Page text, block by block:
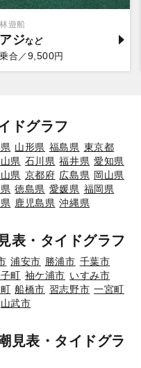
林遊船
アジ
乗合／ 9,500円
ドグラフ
山形県 福島県 東京都
県 石川県 福井県 愛知県
県 京都府 広島県 岡山県
徳島県 愛媛県 福岡県
鹿児島県 沖縄県
表・タイドグラフ
浦安市 勝浦市 千葉市
町 袖ケ浦市 いすみ市
船橋市 習志野市 一宮町
山武市
見表・タイドグラ